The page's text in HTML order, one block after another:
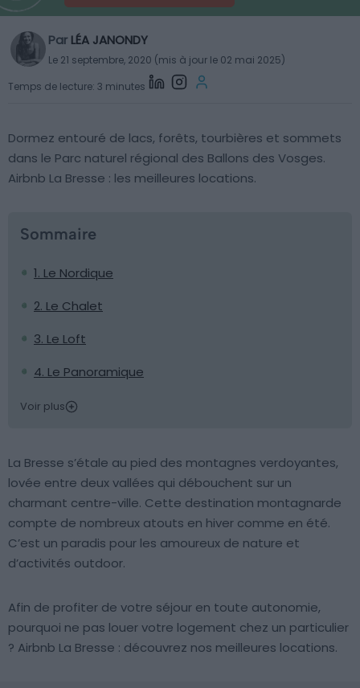
Par LÉA JANONDY
Le 21 septembre, 2020 (mis à jour le 02 mai 2025)
Temps de lecture: 3 minutes
Dormez entouré de lacs, forêts, tourbières et sommets
dans le Parc naturel régional des Ballons des Vosges.
Airbnb La Bresse : les meilleures locations.
Sommaire
1. Le Nordique
2. Le Chalet
3. Le Loft
4. Le Panoramique
Voir plus
La Bresse s’étale au pied des montagnes verdoyantes,
lovée entre deux vallées qui débouchent sur un
charmant centre-ville. Cette destination montagnarde
compte de nombreux atouts en hiver comme en été.
C’est un paradis pour les amoureux de nature et
d’activités outdoor.
Afin de profiter de votre séjour en toute autonomie,
pourquoi ne pas louer votre logement chez un particulier
? Airbnb La Bresse : découvrez nos meilleures locations.